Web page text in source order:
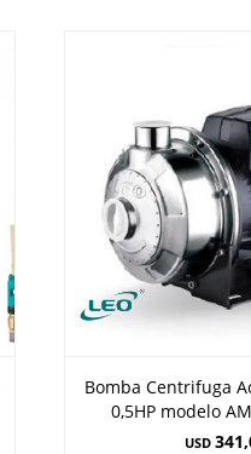
Bomba Centrifuga
0,5HP modelo
USD